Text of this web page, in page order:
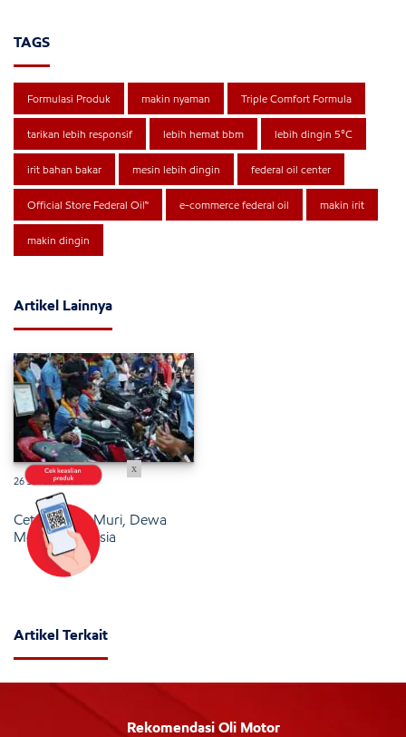
TAGS
Formulasi Produk makin nyaman Triple Comfort Formula
tarikan lebih responsif lebih hemat bbm lebih dingin 5°C
irit bahan bakar mesin lebih dingin federal oil center
Official Store Federal Oil™ e-commerce federal oil makin irit
makin dingin
Artikel Lainnya
26 Januari 2025
Cetak Rekor Muri, Dewa
Motor Indonesia
Artikel Terkait
Rekomendasi Oli Motor
x